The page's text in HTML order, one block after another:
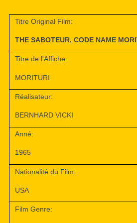
Titre Original Film:
THE SABOTEUR, CODE NAME
Titre de l'Affiche:
MORITURI
Réalisateur:
BERNHARD VICKI
Anné:
1965
Nationalité du Film:
USA
Film Genre: